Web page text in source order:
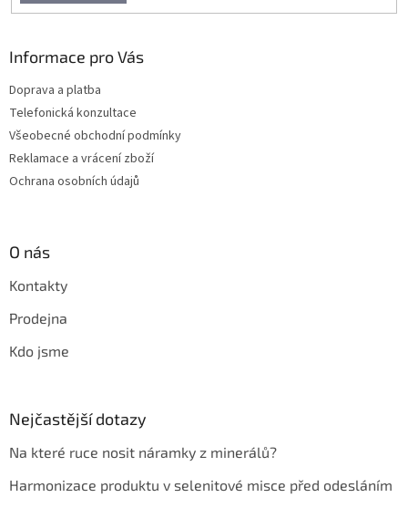
Informace pro Vás
Doprava a platba
Telefonická konzultace
Všeobecné obchodní podmínky
Reklamace a vrácení zboží
Ochrana osobních údajů
O nás
Kontakty
Prodejna
Kdo jsme
Nejčastější dotazy
Na které ruce nosit náramky z minerálů?
Harmonizace produktu v selenitové misce před odesláním